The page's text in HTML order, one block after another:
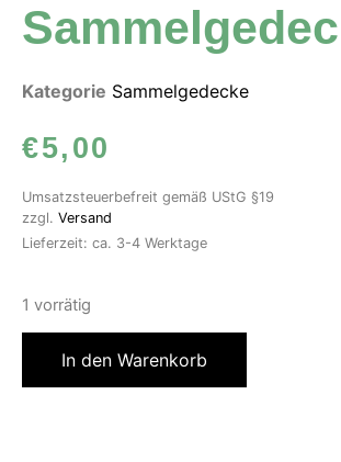
Kategorie Sammelgedecke
€5,00
Umsatzsteuerbefreit gemäß UStG §19
zzgl. Versand
Lieferzeit: ca. 3-4 Werktage
1 vorrätig
In den Warenkorb